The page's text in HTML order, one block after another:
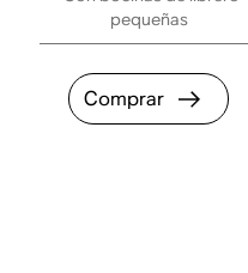
pequeñas
Comprar